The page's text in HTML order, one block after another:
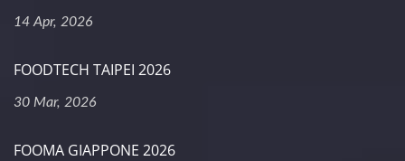
14 Apr, 2026
FOODTECH TAIPEI 2026
30 Mar, 2026
FOOMA GIAPPONE 2026